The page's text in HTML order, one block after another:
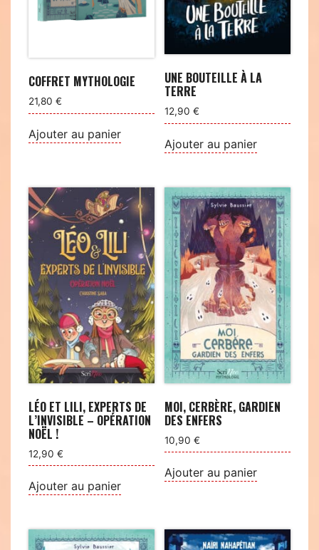
COFFRET MYTHOLOGIE
21,80 €
Ajouter au panier
UNE BOUTEILLE À LA
TERRE
12,90€
Ajouter au panier
LÉO ET LILI, EXPERTS DE
L’INVISIBLE – OPÉRATION
NOËL !
12,90 €
Ajouter au panier
MOI, CERBÈRE, GARDIEN
DES ENFERS
10,90€
Ajouter au panier